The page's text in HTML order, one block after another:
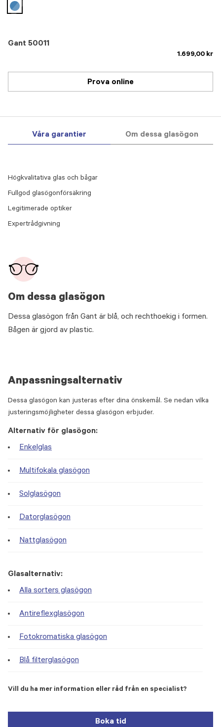
Gant 50011
1.699,00 kr
selected
Prova online
Våra garantier Om dessa glasögon
Om dessa glasögon
Dessa glasögon från Gant är blå, och rechthoekig i formen.
Bågen är gjord av plastic.
Högkvalitativa glas och bågar
Fullgod glasögonförsäkring
Legitimerade optiker
Expertrådgivning
Anpassningsalternativ
Dessa glasögon kan justeras efter dina önskemål. Se nedan vilka
justeringsmöjligheter dessa glasögon erbjuder.
Alternativ för glasögon:
Enkelglas
Multifokala glasögon
Solglasögon
Datorglasögon
Nattglasögon
Glasalternativ:
Alla sorters glasögon
Antireflexglasögon
Fotokromatiska glasögon
Blå filterglasögon
Vill du ha mer information eller råd från en specialist?
Boka tid